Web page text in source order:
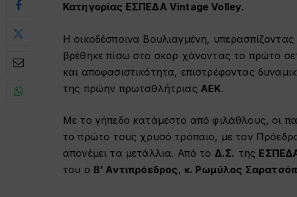
Κατηγορίας ΕΣΠΕΔΑ Vintage Volley.
Η οικοδέσποινα Βουλιαγμένη,
βρέθηκε πίσω στο σκορ χάνοντας το πρώτο
και αποφασιστικότητα, επιστρέφοντας
της πρώην πρωταθλήτριας ΑΕΚ.
Με το γήπεδο κατάμεστο από φιλάθλους, οι
το πρώτο τους χρυσό τρόπαιο, με τον
απονέμει τα μετάλλια. Από το Δ.Σ. της
του ο Β’ Αντιπρόεδρος, κ. Ρωμύλος